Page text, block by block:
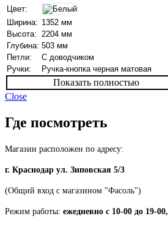
Цвет:
Ширина: 1352 мм
Высота:
2204 мм
Глубина: 503 мм
Петли:
С доводчиком
Ручки:
Ручка-кнопка черная матовая
Показать полностью
Close
Где посмотреть
Магазин расположен по адресу:
г. Краснодар ул. Зиповская 5/3
(Общий вход с магазином "Фасоль")
Режим работы: ежедневно с 10-00 до 19-